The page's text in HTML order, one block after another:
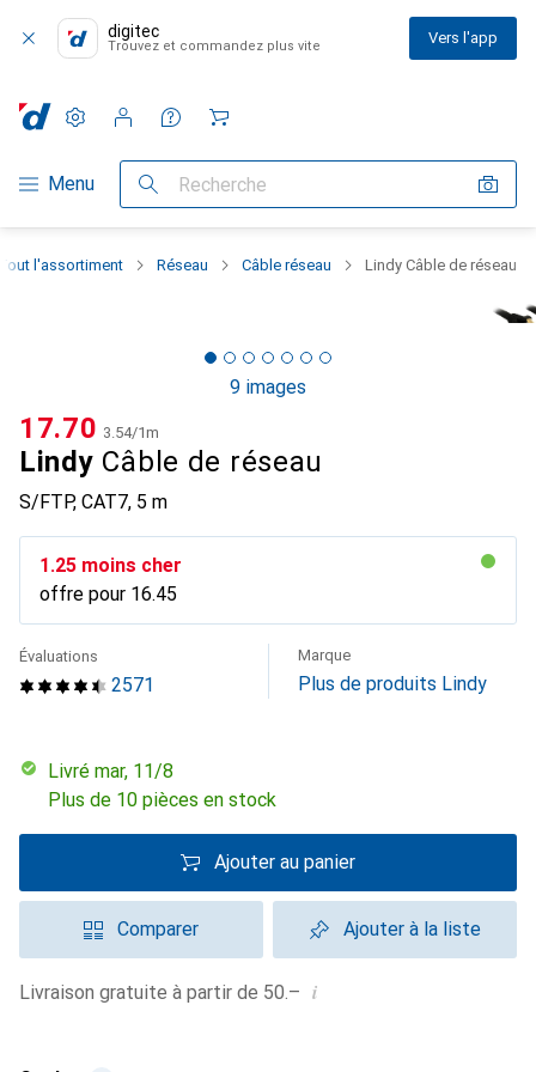
digitec
Trouvez et commandez plus vite Vers l'app
Navigation par catégorie
Menu Recherche
Paramètres
Compte client
Listes de comparaison
Listes d'envies
Panier
l'assortiment Réseau Câble réseau Lindy Câble de réseau
9 images
Lindy Câble de réseau
S/FTP, CAT7, 5 m
CHF
17.70 CHF
3.54/1m
CHF
1.25 moins cher
offre pour CHF
16.45
2571
Évaluations Marque
Plus de produits Lindy
Livré mar, 11/8
Plus de 10 pièces en stock
Ajouter au panier
Comparer Ajouter à la liste
Livraison gratuite à partir de 50.– i